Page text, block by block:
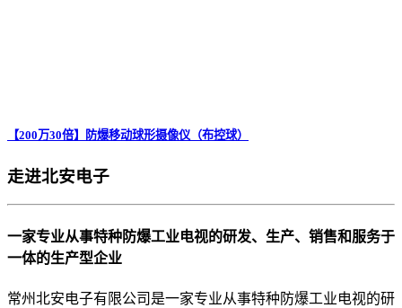
【200万30倍】防爆移动球形摄像仪（布控球）
走进北安电子
一家专业从事特种防爆工业电视的研发、生产、销售和服务于
一体的生产型企业
常州北安电子有限公司是一家专业从事特种防爆工业电视的研